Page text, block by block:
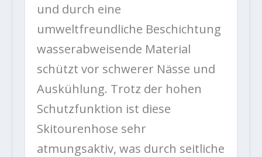
und durch eine
umweltfreundliche Beschichtung
wasserabweisende Material
schützt vor schwerer Nässe und
Auskühlung. Trotz der hohen
Schutzfunktion ist diese
Skitourenhose sehr
atmungsaktiv, was durch seitliche